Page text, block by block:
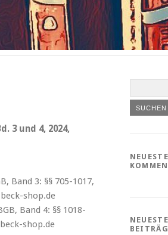
3 und 4, 2024,
NEUESTE
NEUESTE